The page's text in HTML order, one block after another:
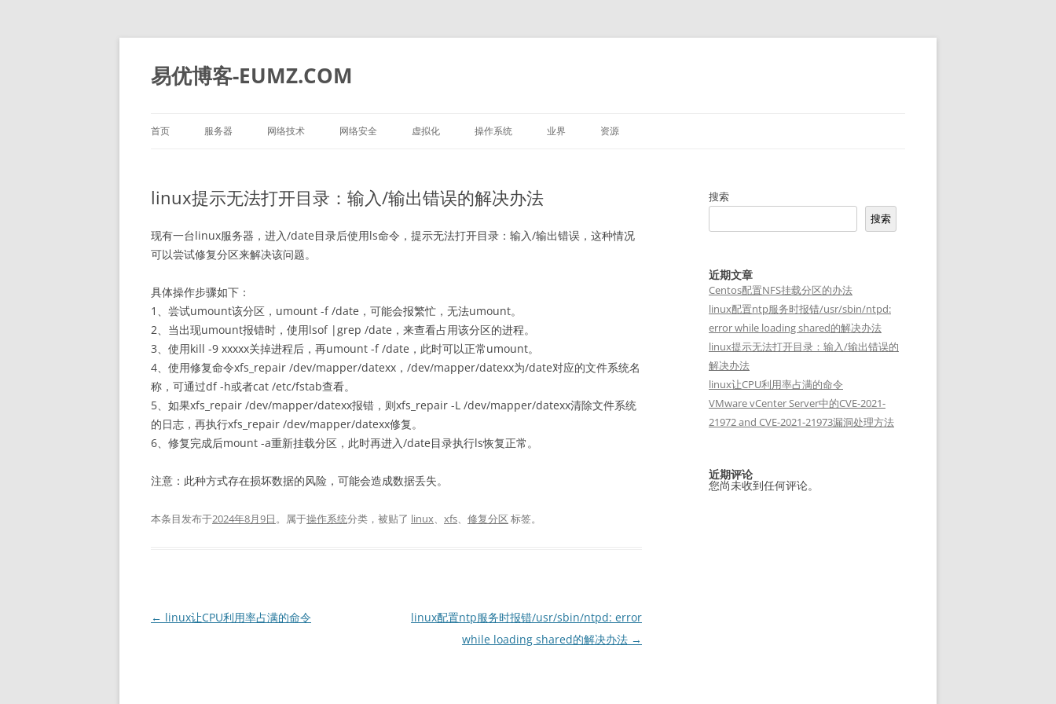
易优博客-EUMZ.COM
首页 服务器
HP
IBM
华为
浪潮
网络技术 网络安全 虚拟化
深信服
操作系统 业界 资源
linux提示无法打开目录：输入/输出错误的解决办法
现有一台linux服务器，进入/date目录后使用ls命令，提示无法打开目录：输入/输出错误，这种情况
可以尝试修复分区来解决该问题。
具体操作步骤如下：
1、尝试umount该分区，umount -f /date，可能会报繁忙，无法umount。
2、当出现umount报错时，使用lsof |grep /date，来查看占用该分区的进程。
3、使用kill -9 xxxxx关掉进程后，再umount -f /date，此时可以正常umount。
4、使用修复命令xfs_repair /dev/mapper/datexx，/dev/mapper/datexx为/date对应的文件系统名
称，可通过df -h或者cat /etc/fstab查看。
5、如果xfs_repair /dev/mapper/datexx报错，则xfs_repair -L /dev/mapper/datexx清除文件系统
的日志，再执行xfs_repair /dev/mapper/datexx修复。
6、修复完成后mount -a重新挂载分区，此时再进入/date目录执行ls恢复正常。
注意：此种方式存在损坏数据的风险，可能会造成数据丢失。
本条目发布于2024年8月9日。属于操作系统分类，被贴了 linux、 xfs、 修复分区 标签。
文
← linux让CPU利用率占满的命令
linux配置ntp服务时报错/usr/sbin/ntpd: error
while loading shared的解决办法 →
搜索
搜索
近期文章
Centos配置NFS挂载分区的办法
linux配置ntp服务时报错/usr/sbin/ntpd:
error while loading shared的解决办法
linux提示无法打开目录：输入/输出错误的
解决办法
linux让CPU利用率占满的命令
VMware vCenter Server中的CVE-2021-
21972 and CVE-2021-21973漏洞处理方法
近期评论
您尚未收到任何评论。